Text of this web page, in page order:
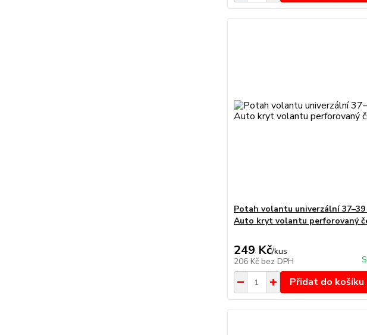
Potah volantu univerzální 37–39
Auto kryt volantu perforovaný
249 Kč/kus
206 Kč bez DPH
Přidat do košíku